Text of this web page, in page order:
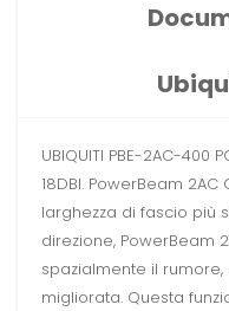
UBIQUITI PBE-2AC-400
18DBI. PowerBeam
larghezza di fascio più
direzione, PowerBeam
spazialmente il
migliorata. Questa